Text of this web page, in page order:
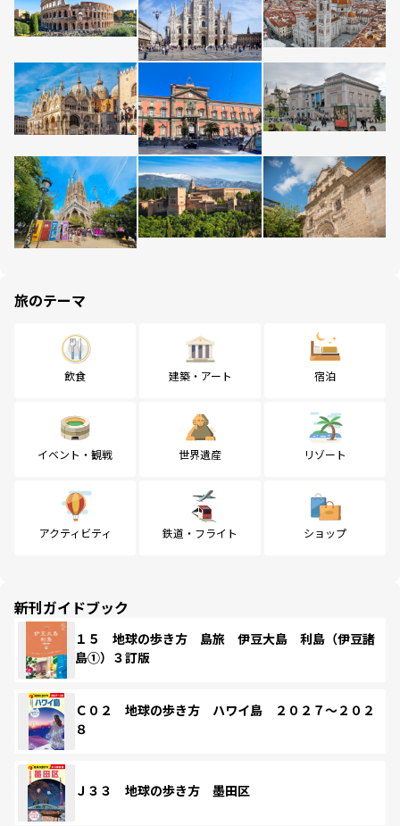
旅のテーマ
飲食 建築・アート 宿泊
イベント・観戦 世界遺産 リゾート
アクティビティ 鉄道・フライト ショップ
新刊ガイドブック
１５ 地球の歩き方 島旅 伊豆大島 利島（伊豆諸
島①）３訂版
Ｃ０２ 地球の歩き方 ハワイ島 ２０２７～２０２
８
Ｊ３３ 地球の歩き方 墨田区